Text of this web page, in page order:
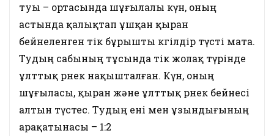
туы – ортасында шұғылалы күн, оның
астында қалықтап ұшқан қыран
бейнеленген тік бұрышты көгілдір түсті мата.
Тудың сабының тұсында тік жолақ түрінде
ұлттық өрнек нақышталған. Күн, оның
шұғыласы, қыран және ұлттық өрнек бейнесі
алтын түстес. Тудың ені мен ұзындығының
арақатынасы – 1:2